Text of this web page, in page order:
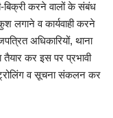
करने वालों के संबंध
लगाने व कार्यवाही करने
अधिकारियों, थाना
तैयार कर इस पर प्रभावी
व सूचना संकलन कर